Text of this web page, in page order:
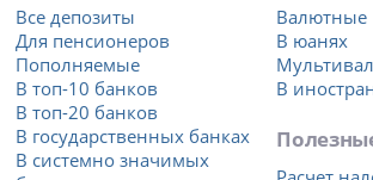
Все депозиты
Для пенсионеров
Пополняемые
В топ-10 банков
В топ-20 банков
В государственных банках
В системно значимых
Валютные
В юанях
В